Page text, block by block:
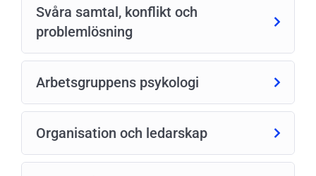
Svåra samtal, konflikt och
problemlösning
Arbetsgruppens psykologi
Organisation och ledarskap